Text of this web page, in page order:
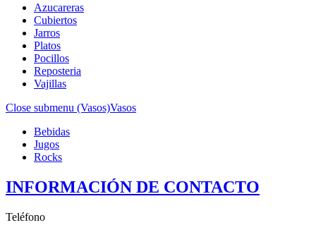
Azucareras
Cubiertos
Jarros
Platos
Pocillos
Reposteria
Vajillas
Close submenu (Vasos)Vasos
Bebidas
Jugos
Rocks
INFORMACIÓN DE CONTACTO
Teléfono